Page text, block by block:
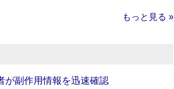
もっと見る »
が副作用情報を迅速確認